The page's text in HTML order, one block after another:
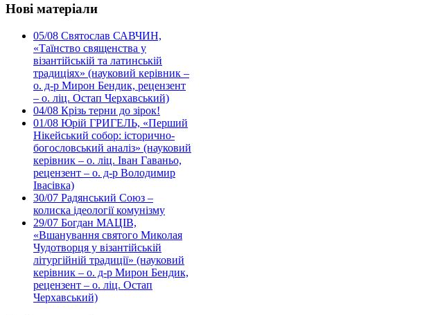
Нові матеріали
05/08 Святослав САВЧИН,
«Таїнство священства у
візантійській та латинській
традиціях» (науковий керівник –
о. д-р Мирон Бендик, рецензент
– о. ліц. Остап Черхавський)
04/08 Крізь терни до зірок!
01/08 Юрій ГРИГЕЛЬ, «Перший
Нікейський собор: історично-
богословський аналіз» (науковий
керівник – о. ліц. Іван Гаваньо,
рецензент – о. д-р Володимир
Івасівка)
30/07 Радянський Союз –
колиска ідеології комунізму
29/07 Богдан МАЦІВ,
«Вшанування святого Миколая
Чудотворця у візантійській
літургійній традиції» (науковий
керівник – о. д-р Мирон Бендик,
рецензент – о. ліц. Остап
Черхавський)